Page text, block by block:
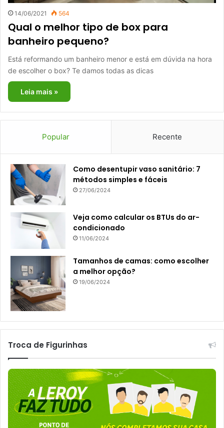
14/06/2021 564
Qual o melhor tipo de box para
banheiro pequeno?
Está reformando um banheiro menor e está em dúvida na hora
de escolher o box? Te damos todas as dicas
Leia mais »
Popular Recente
Como desentupir vaso sanitário: 7
métodos simples e fáceis
27/06/2024
Veja como calcular os BTUs do ar-
condicionado
11/06/2024
Tamanhos de camas: como escolher
a melhor opção?
19/06/2024
Troca de Figurinhas